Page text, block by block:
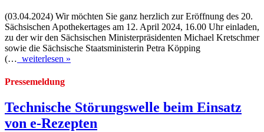
(03.04.2024) Wir möchten Sie ganz herzlich zur Eröffnung des 20.
Sächsischen Apothekertages am 12. April 2024, 16.00 Uhr einladen,
zu der wir den Sächsischen Ministerpräsidenten Michael Kretschmer
sowie die Sächsische Staatsministerin Petra Köpping
(… weiterlesen »
Pressemeldung
Technische Störungswelle beim Einsatz
von e-Rezepten